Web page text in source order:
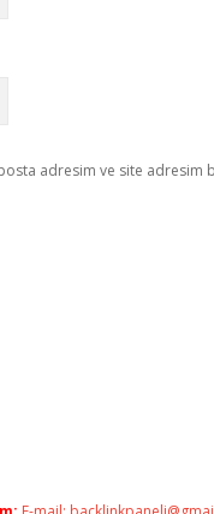
adresim ve site adresim